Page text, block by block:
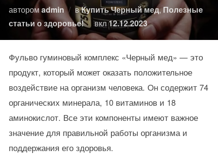
авторомadmin вКупить Черный мед,Полезные
статьи о здоровье!
вклОпубликовано
12.12.2023
Фульво гуминовый комплекс «Черный мед» — это
продукт, который может оказать положительное
воздействие на организм человека. Он содержит 74
органических минерала, 10 витаминов и 18
аминокислот. Все эти компоненты имеют важное
значение для правильной работы организма и
поддержания его здоровья.